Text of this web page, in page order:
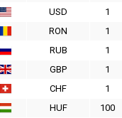
USD
1
RON
1
RUB
1
GBP
1
CHF
1
HUF
100